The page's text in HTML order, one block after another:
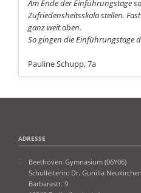
Am Ende der Einführungstage
Zufriedensheitsskala stellen.
ganz weit oben.
So gingen die Einführungstage
Pauline Schupp, 7a
ADRESSE
Beethoven-Gymnasium (06Y06)
Schulleiterin: Dr. Gunilla Neukirchen
Barbarastr. 9